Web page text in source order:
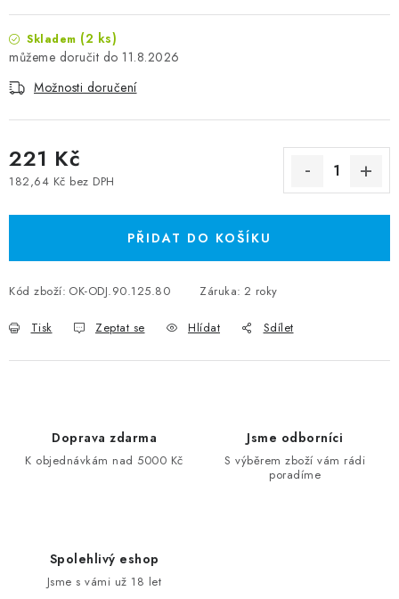
Skladem (2 ks)
11.8.2026
Možnosti doručení
221 Kč
182,64 Kč bez DPH
PŘIDAT DO KOŠÍKU
Kód zboží: OK-ODJ.90.125.80 Záruka: 2 roky
Tisk Zeptat se Hlídat Sdílet
Doprava zdarma
K objednávkám nad 5000 Kč
Jsme odborníci
S výběrem zboží vám rádi
poradíme
Spolehlivý eshop
Jsme s vámi už 18 let